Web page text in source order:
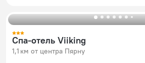
Спа-отель Viiking
1,1 км от центра Пярну